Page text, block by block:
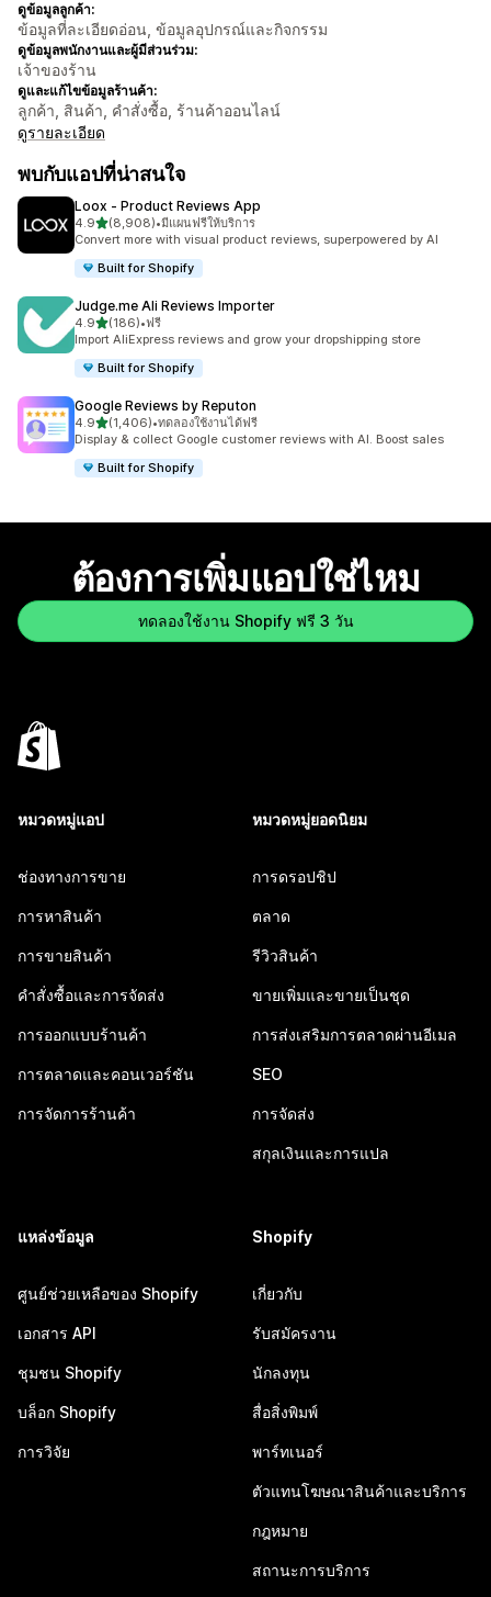
ดูข้อมูลลูกค้า:
ข้อมูลที่ละเอียดอ่อน, ข้อมูลอุปกรณ์และกิจกรรม
ดูข้อมูลพนักงานและผู้มีส่วนร่วม:
เจ้าของร้าน
ดูและแก้ไขข้อมูลร้านค้า:
ลูกค้า, สินค้า, คำสั่งซื้อ, ร้านค้าออนไลน์
ดูรายละเอียด
พบกับแอปที่น่าสนใจ
Loox ‑ Product Reviews App
4.9เต็ม 5 ดาว
(8,908)
ทั้งหมด 8908 รีวิว
•มีแผนฟรีให้บริการ
Convert more with visual product reviews, superpowered by AI
Built for Shopify
Judge.me Ali Reviews Importer
4.9เต็ม 5 ดาว
(186)
ทั้งหมด 186 รีวิว
•ฟรี
Import AliExpress reviews and grow your dropshipping store
Built for Shopify
Google Reviews by Reputon
4.9เต็ม 5 ดาว
(1,406)
ทั้งหมด 1406 รีวิว
•ทดลองใช้งานได้ฟรี
Display & collect Google customer reviews with AI. Boost sales
Built for Shopify
ต้องการเพิ่มแอปใช่ไหม
ทดลองใช้งาน Shopify ฟรี 3 วัน
หมวดหมู่แอป
ช่องทางการขาย
การหาสินค้า
การขายสินค้า
คำสั่งซื้อและการจัดส่ง
การออกแบบร้านค้า
การตลาดและคอนเวอร์ชัน
การจัดการร้านค้า
หมวดหมู่ยอดนิยม
การดรอปชิป
ตลาด
รีวิวสินค้า
ขายเพิ่มและขายเป็นชุด
การส่งเสริมการตลาดผ่านอีเมล
SEO
การจัดส่ง
สกุลเงินและการแปล
แหล่งข้อมูล
ศูนย์ช่วยเหลือของ Shopify
เอกสาร API
ชุมชน Shopify
บล็อก Shopify
การวิจัย
Shopify
เกี่ยวกับ
รับสมัครงาน
นักลงทุน
สื่อสิ่งพิมพ์
พาร์ทเนอร์
ตัวแทนโฆษณาสินค้าและบริการ
กฎหมาย
สถานะการบริการ